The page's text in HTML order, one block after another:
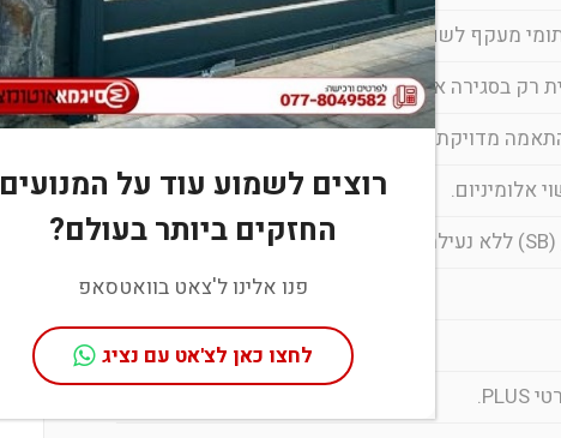
מעקף לשם הגדרת דחף מרבי.
רק בסגירה או בפתיחה/סגירה.
מדויקת של מהלך הבוכנה.
אלומיניום.
רוצים לשמוע עוד על המנועים
החזקים ביותר בעולם?
פנו אלינו ל'צאט בוואטסאפ
לחצו כאן לצ'אט עם נציג